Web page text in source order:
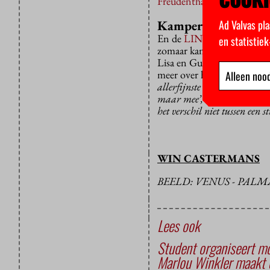
Kamperen in
En deLINDA.meiden 09
zomaar kamperen, nee:
Lisa en Guido vertellen
meer over het wegvallen
allerfijnste wat er bestaat.
maar mee’, vertelt ze.
het verschil niet tussen een
WIN CASTERMANS
BEELD: VENUS -
Lees ook
Student organiseert
Marlou Winkler maakt
Ad Valvas
en
Alleen